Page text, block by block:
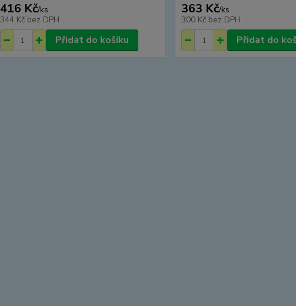
416 Kč/ks
344 Kč bez DPH
Přidat do košíku
363 Kč/ks
300 Kč bez DPH
Přidat do